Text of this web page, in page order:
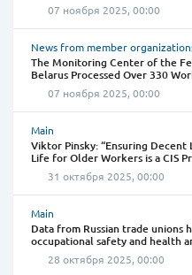
07 ноября 2025, 00:00
News from member
The Monitoring Center of the
Belarus Processed Over 330
07 ноября 2025, 00:00
Main
Viktor Pinsky: “Ensuring
Life for Older Workers is a CIS
31 октября 2025, 00:00
Main
Data from Russian trade unions
occupational safety and health
28 октября 2025, 00:00